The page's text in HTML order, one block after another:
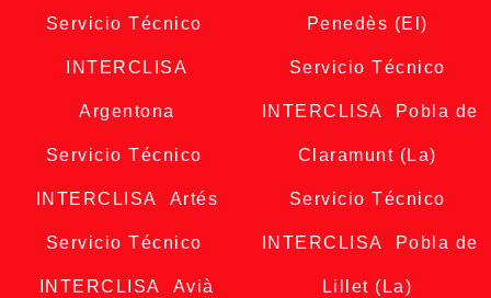
Servicio Técnico
INTERCLISA
Argentona
Servicio Técnico
INTERCLISA Artés
Servicio Técnico
INTERCLISA Avià
Penedès (El)
Servicio Técnico
INTERCLISA Pobla de
Claramunt (La)
Servicio Técnico
INTERCLISA Pobla de
Lillet (La)